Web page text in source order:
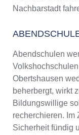
Nachbarstadt
Abendschulen
Obertshausen
beherbergt, wirkt
Bildungswillige
recherchieren. Im
Sicherheit fündig